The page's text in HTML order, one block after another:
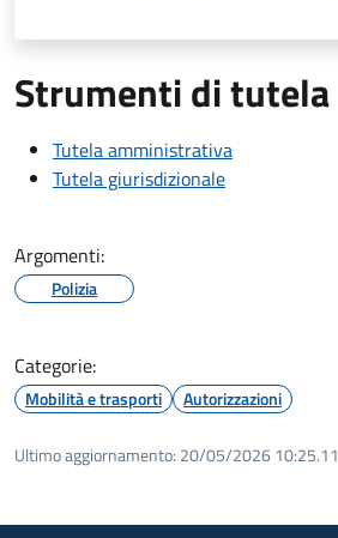
Strumenti di tutela
Tutela amministrativa
Tutela giurisdizionale
Argomenti:
Polizia
Categorie:
Mobilità e trasporti Autorizzazioni
Ultimo aggiornamento: 20/05/2026 10:25.11